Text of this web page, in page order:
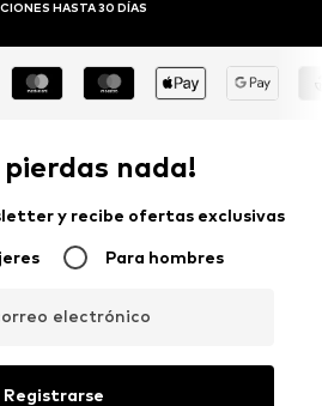
HASTA 30 DÍAS
pierdas nada!
y recibe ofertas exclusivas
Para hombres
electrónico
Registrarse